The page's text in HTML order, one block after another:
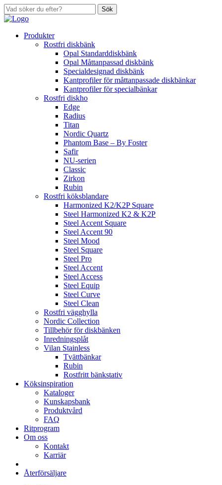
Sök
Produkter
Rostfri diskbänk
Opal Standarddiskbänk
Opal Måttanpassad diskbänk
Specialdesignad diskbänk
Kantprofiler för måttanpassade diskbänkar
Kantprofiler för specialbänkar
Rostfri diskho
Edge
Radius
Titan
Nordic Quartz
Phantom Base – By Foster
Safir
NU-serien
Classic
Zirkon
Rubin
Rostfri köksblandare
Harmonized K2/K2P Square
Steel Harmonized K2 & K2P
Steel Accent Square
Steel Accent 90
Steel Mood
Steel Square
Steel Pro
Steel Accent
Steel Access
Steel Equip
Steel Curve
Steel Clean
Rostfri vägghylla
Nordic Collection
Tillbehör för diskbänken
Inredningsplåt
Vilan Stainless
Tvättbänkar
Rubin
Rostfritt bänkstativ
Köksinspiration
Kataloger
Kunskapsbank
Produktvård
FAQ
Ritprogram
Om oss
Kontakt
Karriär
Återförsäljare